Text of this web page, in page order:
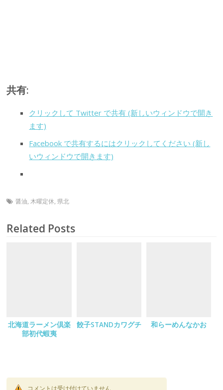
共有:
クリックして Twitter で共有 (新しいウィンドウで開き
ます)
Facebook で共有するにはクリックしてください (新し
いウィンドウで開きます)
醤油,木曜定休,県北
Related Posts
北海道ラーメン倶楽
部初代蝦夷
餃子STANDカワグチ 和らーめんなかお
コメントは受け付けていません